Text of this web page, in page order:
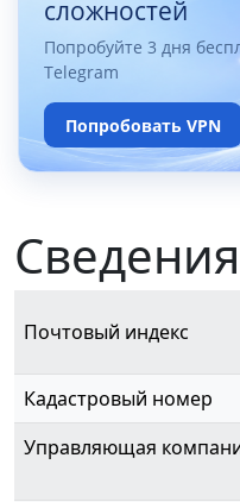
сложностей
Попробуйте 3 дня
Telegram
Попробовать VPN
Почтовый индекс
Кадастровый номер
Управляющая